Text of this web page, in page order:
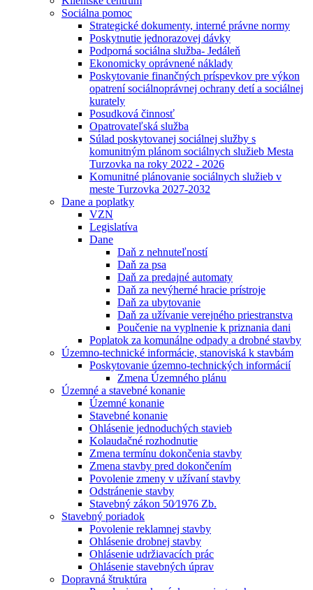
Sociálna pomoc
Strategické dokumenty, interné právne normy
Poskytnutie jednorazovej dávky
Podporná sociálna služba- Jedáleň
Ekonomicky oprávnené náklady
Poskytovanie finančných príspevkov pre výkon
opatrení sociálnoprávnej ochrany detí a sociálnej
kurately
Posudková činnosť
Opatrovateľská služba
Súlad poskytovanej sociálnej služby s
komunitným plánom sociálnych služieb Mesta
Turzovka na roky 2022 - 2026
Komunitné plánovanie sociálnych služieb v
meste Turzovka 2027-2032
Dane a poplatky
VZN
Legislatíva
Dane
Daň z nehnuteľností
Daň za psa
Daň za predajné automaty
Daň za nevýherné hracie prístroje
Daň za ubytovanie
Daň za užívanie verejného priestranstva
Poučenie na vyplnenie k priznania dani
Poplatok za komunálne odpady a drobné stavby
Územno-technické informácie, stanoviská k stavbám
Poskytovanie územno-technických informácií
Zmena Územného plánu
Územné a stavebné konanie
Územné konanie
Stavebné konanie
Ohlásenie jednoduchých stavieb
Kolaudačné rozhodnutie
Zmena termínu dokončenia stavby
Zmena stavby pred dokončením
Povolenie zmeny v užívaní stavby
Odstránenie stavby
Stavebný zákon 50⁄1976 Zb.
Stavebný poriadok
Povolenie reklamnej stavby
Ohlásenie drobnej stavby
Ohlásenie udržiavacích prác
Ohlásenie stavebných úprav
Dopravná štruktúra